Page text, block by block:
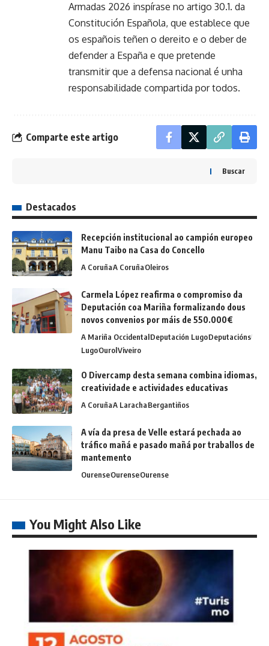
Armadas 2026 inspírase no artigo 30.1. da
Constitución Española, que establece que
os españois teñen o dereito e o deber de
defender a España e que pretende
transmitir que a defensa nacional é unha
responsabilidade compartida por todos.
Comparte este artigo
Buscar
Destacados
Recepción institucional ao campión europeo
Manu Taibo na Casa do Concello
A CoruñaA CoruñaOleiros
Carmela López reafirma o compromiso da
Deputación coa Mariña formalizando dous
novos convenios por máis de 550.000€
A Mariña OccidentalDeputación LugoDeputacións
LugoOurolViveiro
O Divercamp desta semana combina idiomas,
creatividade e actividades educativas
A CoruñaA LarachaBergantiños
A vía da presa de Velle estará pechada ao
tráfico mañá e pasado mañá por traballos de
mantemento
OurenseOurenseOurense
You Might Also Like